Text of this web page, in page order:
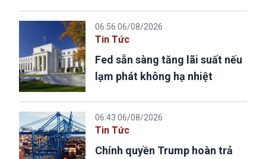
06:56 06/08/2026
Tin Tức
Fed sẵn sàng tăng lãi suất nếu
lạm phát không hạ nhiệt
06:43 06/08/2026
Tin Tức
Chính quyền Trump hoàn trả